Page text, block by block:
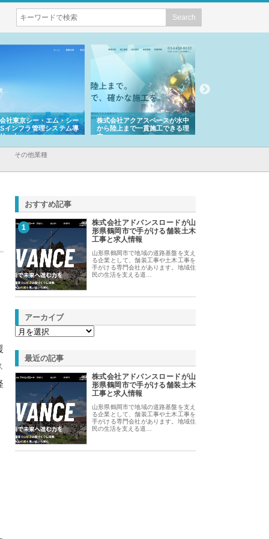
会社アクアスペースが水中
陸上まで一貫施工できる理
株式会社地盤調査事務所が選ば
れ続ける理由と建設コンサルの
強み
その他業種
おすすめ記事
1
株式会社アドバンスロードが山
形県鶴岡市で手がける舗装土木
工事と求人情報
山形県鶴岡市で地域の道路基盤を支え
る企業として、舗装工事や土木工事を
手がける専門会社があります。地域住
民の生活を支える道…
アーカイブ
最近の記事
株式会社アドバンスロードが山
形県鶴岡市で手がける舗装土木
工事と求人情報
山形県鶴岡市で地域の道路基盤を支え
る企業として、舗装工事や土木工事を
手がける専門会社があります。地域住
民の生活を支える道…